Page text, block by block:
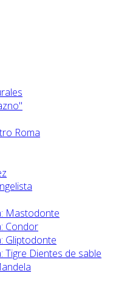
Roma
Mastodonte
Condor
Gliptodonte
Tigre Dientes de sable